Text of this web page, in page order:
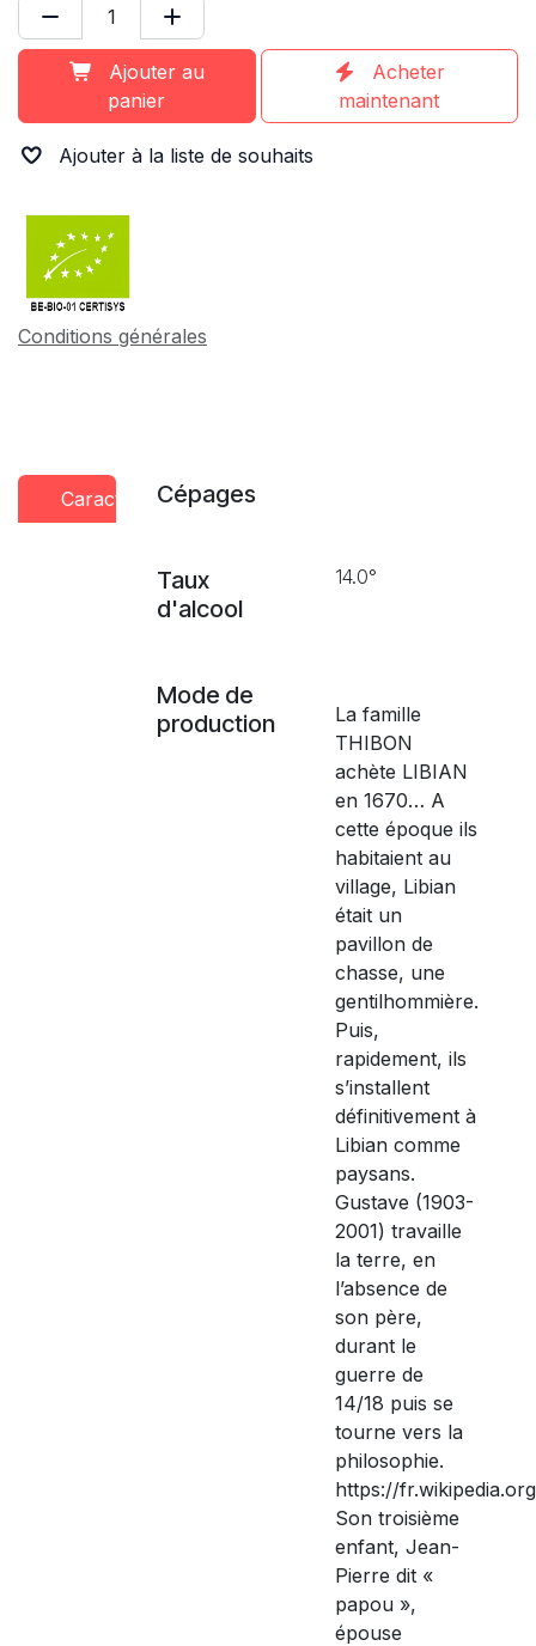
Ajouter au
panier
Acheter
maintenant
Ajouter à la liste de souhaits
Conditions générales
CaractéristiquesCépages
Taux
d'alcool
14.0°
Mode de
production
La famille
THIBON
achète LIBIAN
en 1670… A
cette époque ils
habitaient au
village, Libian
était un
pavillon de
chasse, une
gentilhommière.
Puis,
rapidement, ils
s’installent
définitivement à
Libian comme
paysans.
Gustave (1903-
2001) travaille
la terre, en
l’absence de
son père,
durant le
guerre de
14/18 puis se
tourne vers la
philosophie.
https://
Son troisième
enfant, Jean-
Pierre dit «
papou »,
épouse